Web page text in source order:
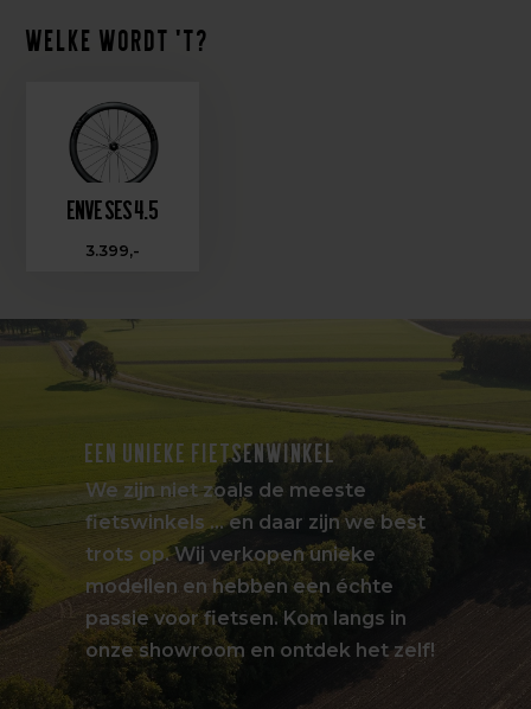
Welke wordt 't?
Enve SES 4.5
3.399,-
EEN UNIEKE FIETSENWINKEL
We zijn niet zoals de meeste
fietswinkels … en daar zijn we best
trots op. Wij verkopen unieke
modellen en hebben een échte
passie voor fietsen. Kom langs in
onze showroom en ontdek het zelf!